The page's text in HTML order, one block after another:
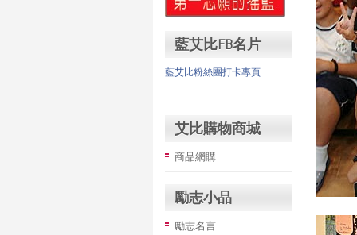
藍艾比FB名片
藍艾比粉絲團打卡專頁
艾比購物商城
商品網購
勵志小品
勵志名言